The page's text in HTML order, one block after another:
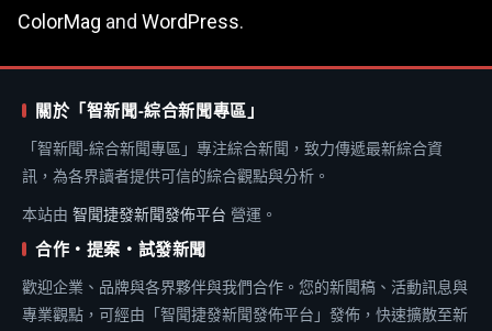
ColorMag and WordPress.
關於「智新聞-綜合新聞專區」
「智新聞-綜合新聞專區」專注綜合新聞，致力傳遞最新綜合資
訊，為各界讀者提供可信的綜合觀點與分析。
本站由 智聞捷發新聞發佈平台 營運。
合作・提案・試發新聞
歡迎企業、品牌與各界夥伴與我們合作。您的新聞稿、活動訊息與
專業觀點，可經由「智聞捷發新聞發佈平台」發佈，快速擴散至新